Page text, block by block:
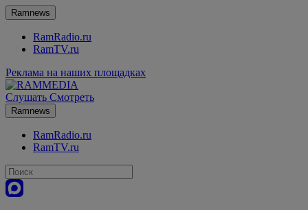
Ramnews
RamRadio.ru
RamTV.ru
Реклама на наших площадках
Слушать Смотреть
Ramnews
RamRadio.ru
RamTV.ru